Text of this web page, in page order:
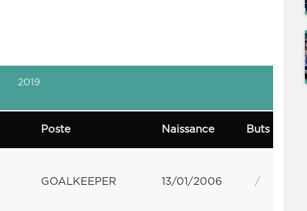
2019
Poste Naissance Buts
GOALKEEPER 13/01/2006 /